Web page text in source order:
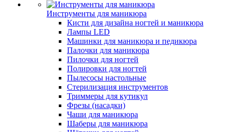
Инструменты для маникюра
Кисти для дизайна ногтей и маникюра
Лампы LED
Машинки для маникюра и педикюра
Палочки для маникюра
Пилочки для ногтей
Полировки для ногтей
Пылесосы настольные
Стерилизация инструментов
Триммеры для кутикул
Фрезы (насадки)
Чаши для маникюра
Шаберы для маникюра